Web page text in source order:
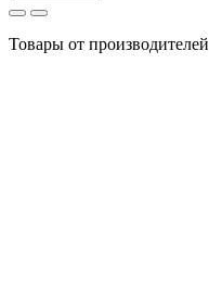
Товары от производителей